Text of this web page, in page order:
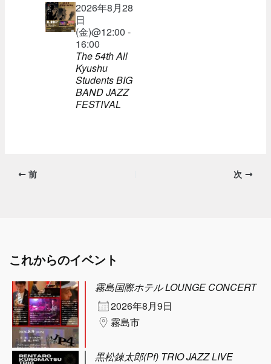
2026年8月28
日
(金)@12:00 -
16:00
The 54th All
Kyushu
Students BIG
BAND JAZZ
FESTIVAL
前 次
これからのイベント
霧島国際ホテル LOUNGE CONCERT
2026年8月9日
霧島市
黒松錬太郎(Pf) TRIO JAZZ LIVE